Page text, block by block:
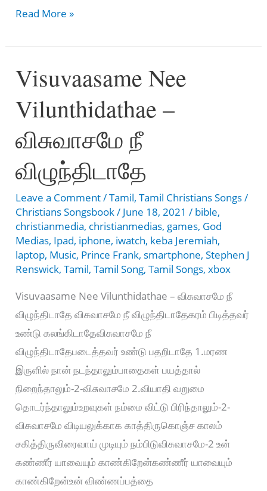
IDHO
–
இதோ
மனிதர்கள்
Read More »
Visuvaasame Nee
Vilunthidathae –
விசுவாசமே நீ
விழுந்திடாதே
Leave a Comment/Tamil,Tamil Christians Songs/
Christians Songsbook/ June 18, 2021/ bible,
christianmedia, christianmedias, games, God
Medias, Ipad, iphone, iwatch, keba Jeremiah,
laptop, Music, Prince Frank, smartphone,Stephen J
Renswick,Tamil,Tamil Song,Tamil Songs,xbox
Visuvaasame Nee Vilunthidathae – விசுவாசமே நீ
விழுந்திடாதே விசுவாசமே நீ விழுந்திடாதேகரம் பிடித்தவர்
உண்டு கலங்கிடாதேவிசுவாசமே நீ
விழுந்திடாதேபடைத்தவர் உண்டு பதறிடாதே 1.மரண
இருளில் நான் நடந்தாலும்பாதைகள் பயத்தால்
நிறைந்தாலும்-2-விசுவாசமே 2.வியாதி வறுமை
தொடர்ந்தாலும்உறவுகள் நம்மை விட்டு பிரிந்தாலும்-2-
விசுவாசமே விடியலுக்காக காத்திருகொஞ்ச காலம்
சகித்திருவிரைவாய் முடியும் நம்பிடுவிசுவாசமே-2 உன்
கண்ணீர் யாவையும் காண்கிறேன்கண்ணீர் யாவையும்
காண்கிறேன்உன் விண்ணப்பத்தை